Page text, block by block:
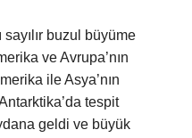
sayılır buzul büyüme
ve Avrupa’nın
ile Asya’nın
tespit
geldi ve büyük